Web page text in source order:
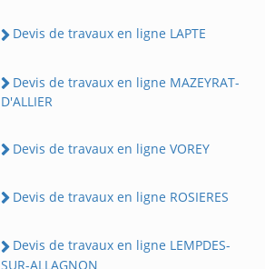
Devis de travaux en ligne LAPTE
Devis de travaux en ligne MAZEYRAT-
D'ALLIER
Devis de travaux en ligne VOREY
Devis de travaux en ligne ROSIERES
Devis de travaux en ligne LEMPDES-
SUR-ALLAGNON